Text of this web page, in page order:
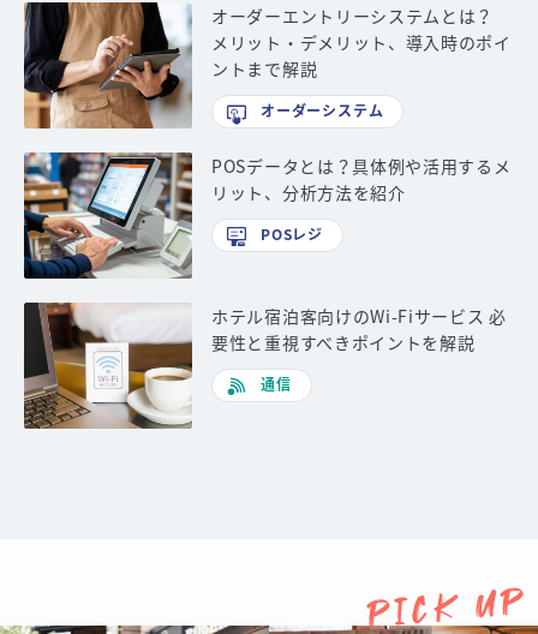
オーダーエントリーシステムとは？
メリット・デメリット、導入時のポイ
ントまで解説
オーダーシステム
POSデータとは？具体例や活用するメ
リット、分析方法を紹介
POSレジ
ホテル宿泊客向けのWi-Fiサービス 必
要性と重視すべきポイントを解説
通信